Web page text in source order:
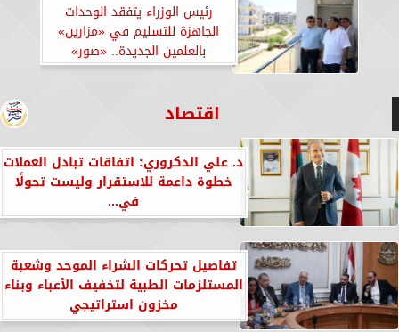
رئيس الوزراء يتفقد الوحدات
الجاهزة للتسليم في «مزارين»
بالعلمين الجديدة.. «صور»
اقتصاد
د. علي الدكروري: اتفاقات تبادل العملات
خطوة داعمة للاستقرار وليست تحولًا
في...
تفاصيل تحركات الشراء الموحد وشعبة
المستلزمات الطبية لتخفيف الأعباء وبناء
مخزون استراتيجي